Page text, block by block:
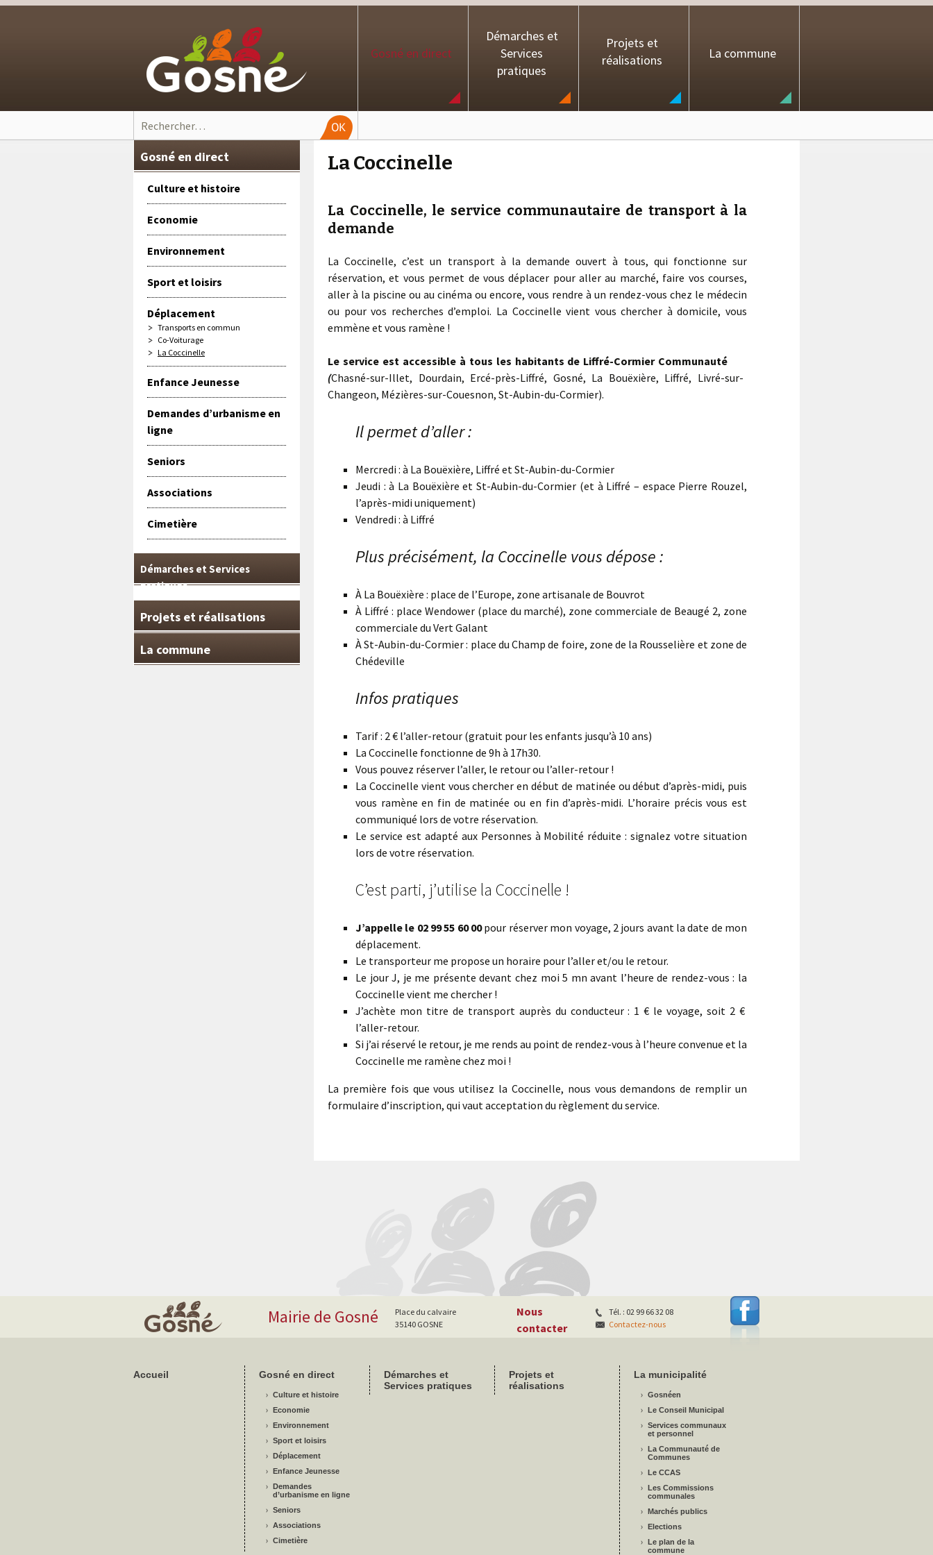
Skip to content
Gosné en direct
Démarches et
Services
pratiques
Projets et
réalisations
La commune
Rechercher :
Gosné en direct
Culture et histoire
Economie
Environnement
Sport et loisirs
Déplacement
Transports en commun
Co-Voiturage
La Coccinelle
Enfance Jeunesse
Demandes d’urbanisme en
ligne
Seniors
Associations
Cimetière
Démarches et Services
pratiques
Projets et réalisations
La commune
La Coccinelle
La Coccinelle, le service communautaire de transport à la
demande
La Coccinelle, c’est un transport à la demande ouvert à tous, qui fonctionne sur
réservation, et vous permet de vous déplacer pour aller au marché, faire vos courses,
aller à la piscine ou au cinéma ou encore, vous rendre à un rendez-vous chez le médecin
ou pour vos recherches d’emploi. La Coccinelle vient vous chercher à domicile, vous
emmène et vous ramène !
Le service est accessible à tous les habitants de Liffré-Cormier Communauté
(Chasné-sur-Illet, Dourdain, Ercé-près-Liffré, Gosné, La Bouëxière, Liffré, Livré-sur-
Changeon, Mézières-sur-Couesnon, St-Aubin-du-Cormier).
Il permet d’aller :
Mercredi : à La Bouëxière, Liffré et St-Aubin-du-Cormier
Jeudi : à La Bouëxière et St-Aubin-du-Cormier (et à Liffré – espace Pierre Rouzel,
l’après-midi uniquement)
Vendredi : à Liffré
Plus précisément, la Coccinelle vous dépose :
À La Bouëxière : place de l’Europe, zone artisanale de Bouvrot
À Liffré : place Wendower (place du marché), zone commerciale de Beaugé 2, zone
commerciale du Vert Galant
À St-Aubin-du-Cormier : place du Champ de foire, zone de la Rousselière et zone de
Chédeville
Infos pratiques
Tarif : 2 € l’aller-retour (gratuit pour les enfants jusqu’à 10 ans)
La Coccinelle fonctionne de 9h à 17h30.
Vous pouvez réserver l’aller, le retour ou l’aller-retour !
La Coccinelle vient vous chercher en début de matinée ou début d’après-midi, puis
vous ramène en fin de matinée ou en fin d’après-midi. L’horaire précis vous est
communiqué lors de votre réservation.
Le service est adapté aux Personnes à Mobilité réduite : signalez votre situation
lors de votre réservation.
C’est parti, j’utilise la Coccinelle !
J’appelle le 02 99 55 60 00pour réserver mon voyage, 2 jours avant la date de mon
déplacement.
Le transporteur me propose un horaire pour l’aller et/ou le retour.
Le jour J, je me présente devant chez moi 5 mn avant l’heure de rendez-vous : la
Coccinelle vient me chercher !
J’achète mon titre de transport auprès du conducteur : 1 € le voyage, soit 2 €
l’aller-retour.
Si j’ai réservé le retour, je me rends au point de rendez-vous à l’heure convenue et la
Coccinelle me ramène chez moi !
La première fois que vous utilisez la Coccinelle, nous vous demandons de remplir un
formulaire d’inscription, qui vaut acceptation du règlement du service.
Mairie de Gosné
Place du calvaire
35140 GOSNE
Nous
contacter
Tél. : 02 99 66 32 08
Contactez-nous
Accueil Gosné en direct
Culture et histoire
Economie
Environnement
Sport et loisirs
Déplacement
Enfance Jeunesse
Demandes
d’urbanisme en ligne
Seniors
Associations
Cimetière
Démarches et
Services pratiques
Projets et
réalisations
La municipalité
Gosnéen
Le Conseil Municipal
Services communaux
et personnel
La Communauté de
Communes
Le CCAS
Les Commissions
communales
Marchés publics
Elections
Le plan de la
commune